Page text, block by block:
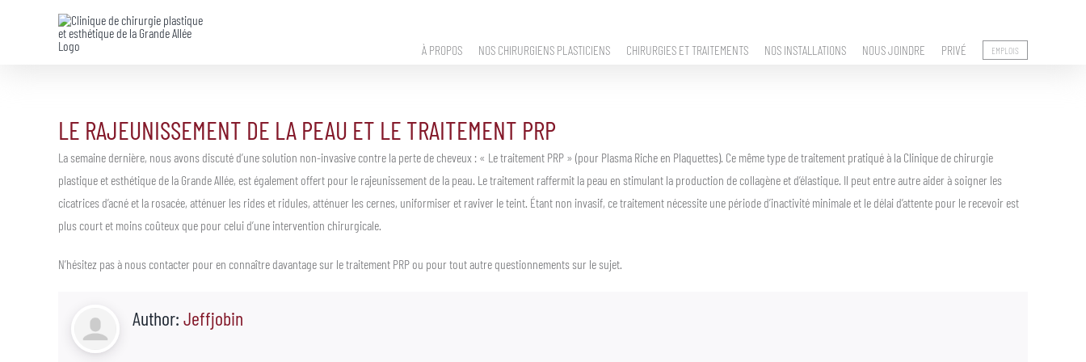
À PROPOS NOS CHIRURGIENS PLASTICIENS CHIRURGIES ET TRAITEMENTS NOS INSTALLATIONS NOUS JOINDRE PRIVÉ EMPLOIS
LE RAJEUNISSEMENT DE LA PEAU ET LE TRAITEMENT PRP
La semaine dernière, nous avons discuté d’une solution non-invasive contre la perte de cheveux : « Le traitement PRP » (pour Plasma Riche en Plaquettes). Ce même type de traitement pratiqué à la Clinique de chirurgie
plastique et esthétique de la Grande Allée, est également offert pour le rajeunissement de la peau. Le traitement raffermit la peau en stimulant la production de collagène et d’élastique. Il peut entre autre aider à soigner les
cicatrices d’acné et la rosacée, atténuer les rides et ridules, atténuer les cernes, uniformiser et raviver le teint. Étant non invasif, ce traitement nécessite une période d’inactivité minimale et le délai d’attente pour le recevoir est
plus court et moins coûteux que pour celui d’une intervention chirurgicale.
N’hésitez pas à nous contacter pour en connaître davantage sur le traitement PRP ou pour tout autre questionnements sur le sujet.
Author: Jeffjobin